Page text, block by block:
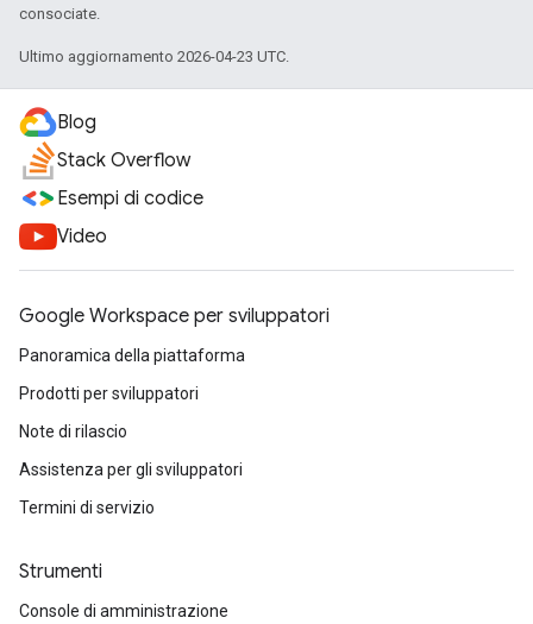
consociate.
Ultimo aggiornamento 2026-04-23 UTC.
Blog
Stack Overflow
Esempi di codice
Video
Google Workspace per sviluppatori
Panoramica della piattaforma
Prodotti per sviluppatori
Note di rilascio
Assistenza per gli sviluppatori
Termini di servizio
Strumenti
Console di amministrazione